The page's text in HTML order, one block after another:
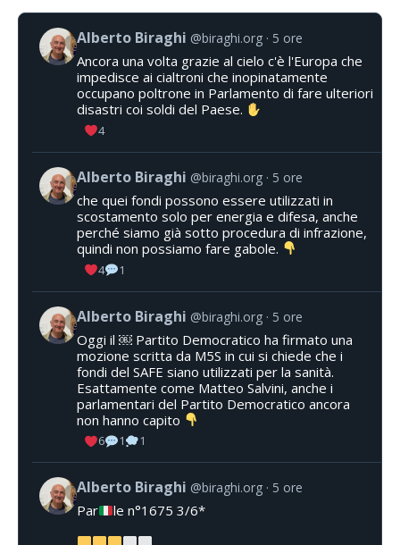
Alberto Biraghi @biraghi.org 5 ore
Ancora una volta grazie al cielo c'è l'Europa che
impedisce ai cialtroni che inopinatamente
occupano poltrone in Parlamento di fare ulteriori
disastri coi soldi del Paese.
4
Alberto Biraghi @biraghi.org 5 ore
che quei fondi possono essere utilizzati in
scostamento solo per energia e difesa, anche
perché siamo già sotto procedura di infrazione,
quindi non possiamo fare gabole.
4 1
Alberto Biraghi @biraghi.org 5 ore
Oggi il ￼ Partito Democratico ha firmato una
mozione scritta da M5S in cui si chiede che i
fondi del SAFE siano utilizzati per la sanità.
Esattamente come Matteo Salvini, anche i
parlamentari del Partito Democratico ancora
non hanno capito
6 1 1
Alberto Biraghi @biraghi.org 5 ore
Par le n°1675 3/6*